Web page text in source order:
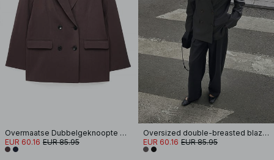
Overmaatse Dubbelgeknoopte Blazer
EUR 60.16 EUR 85.95
Oversized double-breasted blazer
EUR 60.16 EUR 85.95